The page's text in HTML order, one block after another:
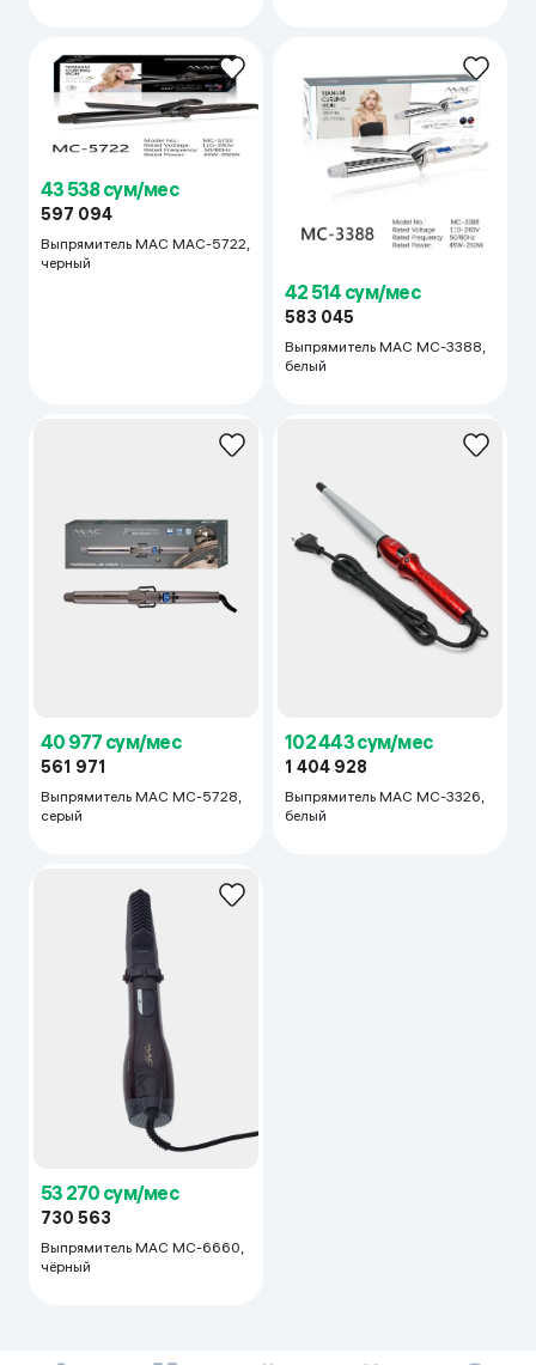
43 538 сум/мес
597 094
Выпрямитель MAC MAC-5722,
черный
42 514 сум/мес
583 045
Выпрямитель MAC MC-3388,
белый
40 977 сум/мес
561 971
Выпрямитель MAC MC-5728,
серый
102 443 сум/мес
1 404 928
Выпрямитель MAC MC-3326,
белый
53 270 сум/мес
730 563
Выпрямитель MAC MC-6660,
чёрный